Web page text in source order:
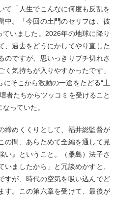
て「人生でこんなに何度も反乱を
中。「今回の土門のセリフは、彼
いました。2026年の地球に降り
、過去をどうにかしてやり直した
のですが、思いっきりブチ切れさ
気持ちが入りやすかったです」
そこから激動の一途をたどる“土
者たちからツッコミを受けること
っていた。
締めくくりとして、福井総監督が
の間、あらためて全編を通して見
い』ということ。（桑島）法子さ
ましたから」と冗談めかすと、
すが、時代の空気を吸い込んでど
す。この第六章を受けて、最後が